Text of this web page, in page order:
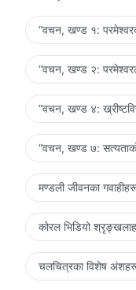
गर्छौ, तैपनि तिमीहरू
नरहने कसैले पनि
दण्ड आउनेछ भन्‍ने कुरा
प्राप्त गर्ने
तिनीहरूले धेरै कठिनाइ
मानवजातिलाई उसको
“वचन, खण्ड १:
“वचन, खण्ड २:
“वचन, खण्ड ४:
“वचन, खण्ड ७:
मण्डली जीवनका
कोरल भिडियो
चलचित्रका विशेष